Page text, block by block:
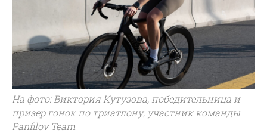
На фото: Виктория Кутузова, победительница и
призер гонок по триатлону, участник команды
Panfilov Team